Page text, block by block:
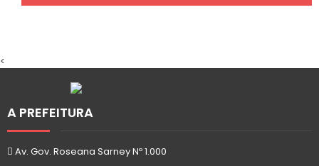
<
A PREFEITURA
Av. Gov. Roseana Sarney Nº 1.000